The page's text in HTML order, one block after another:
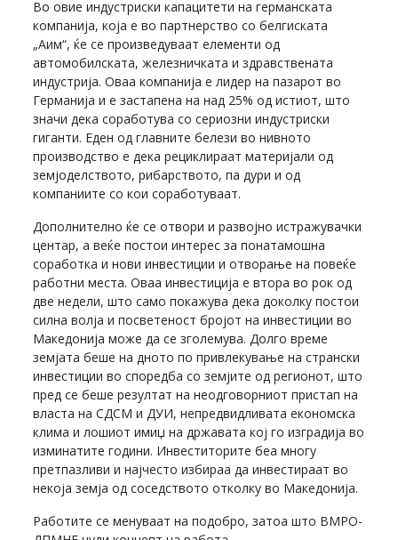
Во овие индустриски капацитети на германската
компанија, која е во партнерство со белгиската
„Аим“, ќе се произведуваат елементи од
автомобилската, железничката и здравствената
индустрија. Оваа компанија е лидер на пазарот во
Германија и е застапена на над 25% од истиот, што
значи дека соработува со сериозни индустриски
гиганти. Еден од главните белези во нивното
производство е дека рециклираат материјали од
земјоделството, рибарството, па дури и од
компаниите со кои соработуваат.
Дополнително ќе се отвори и развојно истражувачки
центар, а веќе постои интерес за понатамошна
соработка и нови инвестиции и отворање на повеќе
работни места. Оваа инвестиција е втора во рок од
две недели, што само покажува дека доколку постои
силна волја и посветеност бројот на инвестиции во
Македонија може да се зголемува. Долго време
земјата беше на дното по привлекување на странски
инвестиции во споредба со земјите од регионот, што
пред се беше резултат на неодговорниот пристап на
власта на СДСМ и ДУИ, непредвидливата економска
клима и лошиот имиџ на државата кој го изградија во
изминатите години. Инвеститорите беа многу
претпазливи и најчесто избираа да инвестираат во
некоја земја од соседството отколку во Македонија.
Работите се менуваат на подобро, затоа што ВМРО-